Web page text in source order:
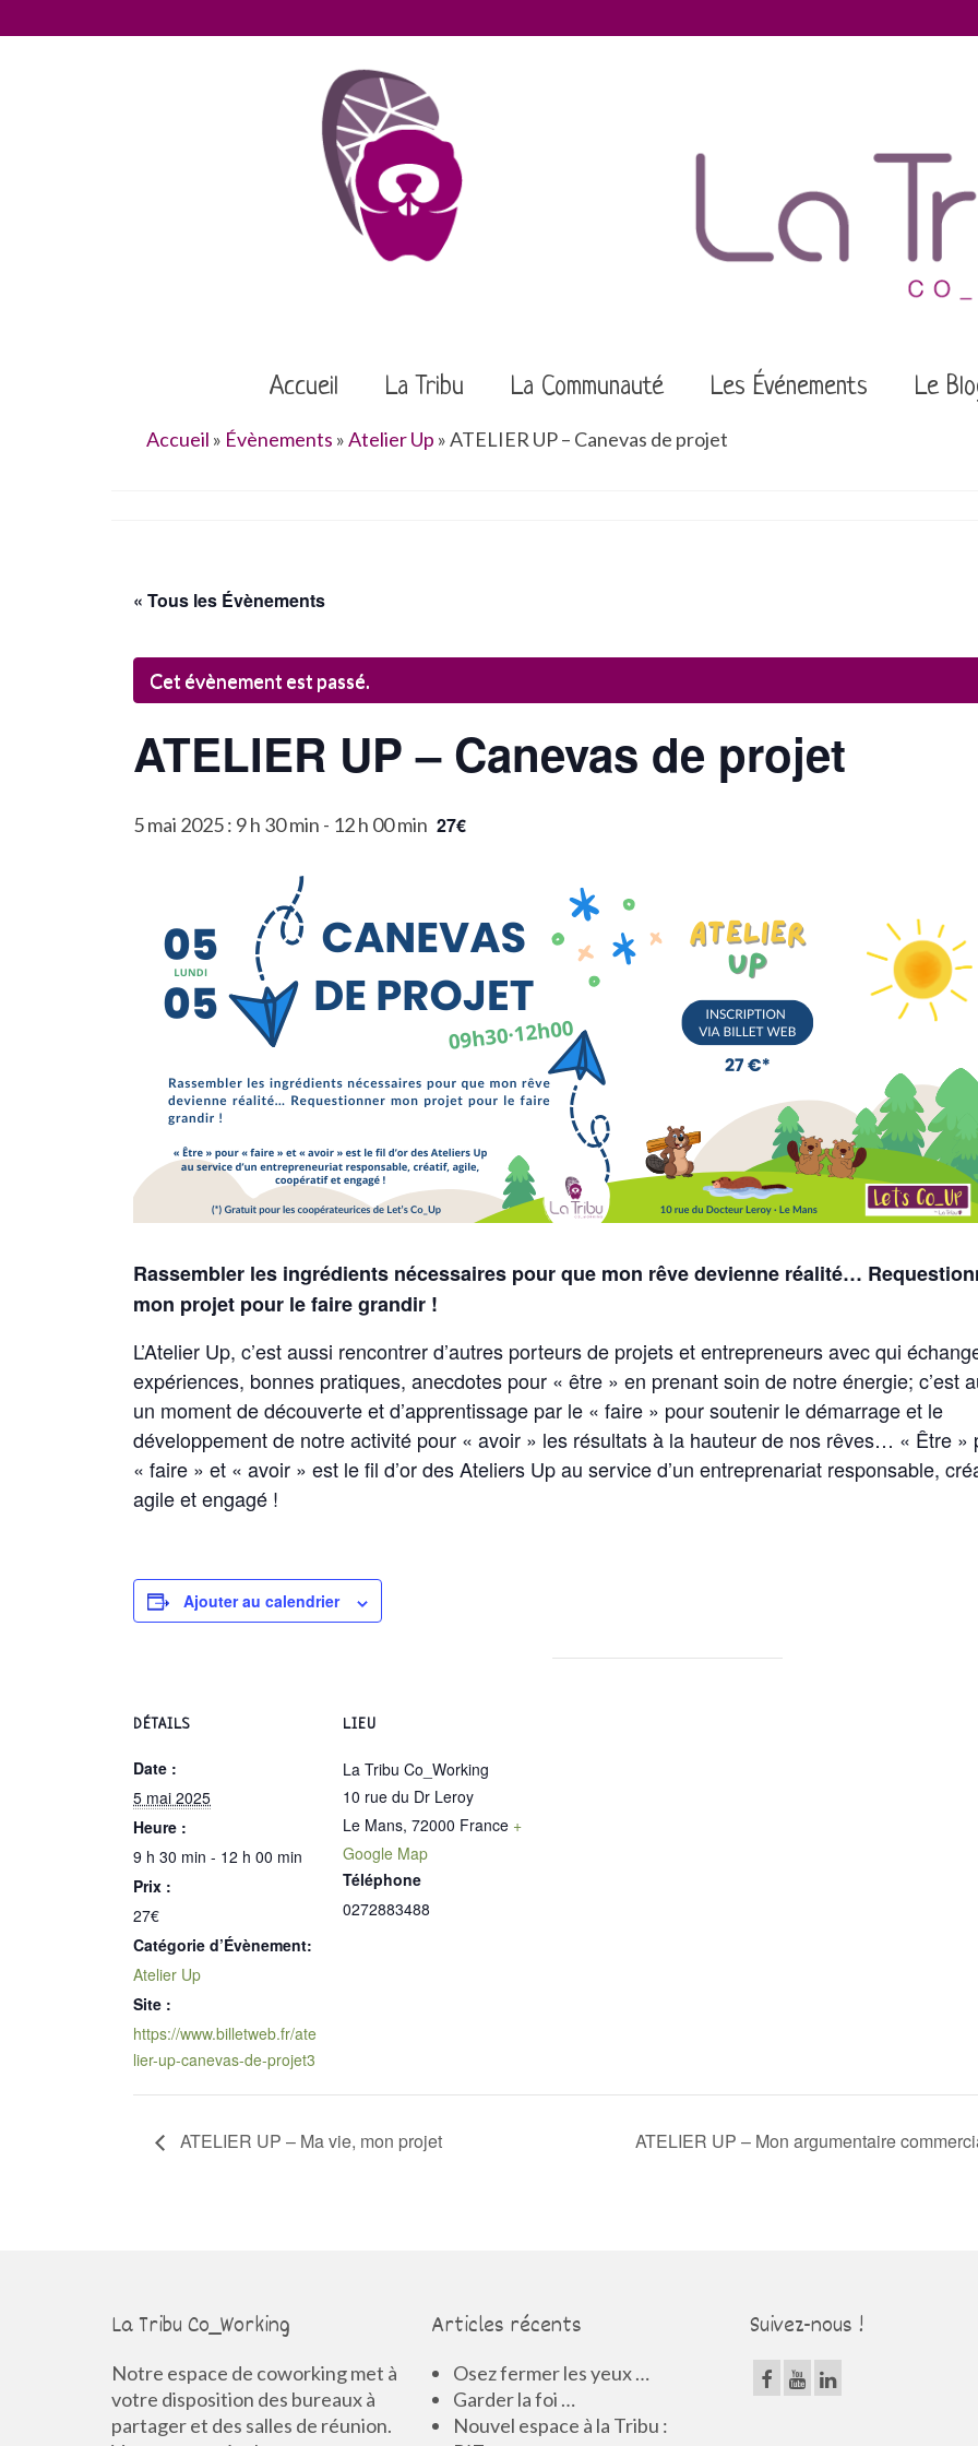
Accueil La Tribu La Communauté Les Événements Le
Accueil » Évènements »Atelier Up »ATELIER UP – Canevas de projet
« Tous les Évènements
Cet évènement est passé.
ATELIER UP – Canevas de projet
5 mai 2025 : 9 h 30 min - 12 h 00 min 27€
Rassembler les ingrédients nécessaires pour que mon rêve devienne réalité…
mon projet pour le faire grandir !
L’Atelier Up, c’est aussi rencontrer d’autres porteurs de projets et entrepreneurs avec qui
expériences, bonnes pratiques, anecdotes pour « être » en prenant soin de notre énergie; c’est
un moment de découverte et d’apprentissage par le « faire » pour soutenir le démarrage et le
développement de notre activité pour « avoir » les résultats à la hauteur de nos rêves… « Être »
« faire » et « avoir » est le fil d’or des Ateliers Up au service d’un entreprenariat responsable,
agile et engagé !
Ajouter au calendrier
DÉTAILS
Date :
5 mai 2025
Heure :
9 h 30 min - 12 h 00 min
Prix :
27€
Catégorie d’Évènement:
Atelier Up
Site :
https://www.billetweb.fr/ate
lier-up-canevas-de-projet3
LIEU
La Tribu Co_Working
10 rue du Dr Leroy
Le Mans, 72000 France +
Google Map
Téléphone
0272883488
ATELIER UP – Ma vie, mon projet ATELIER UP – Mon argumentaire
La Tribu Co_Working
Notre espace de coworking met à
votre disposition des bureaux à
partager et des salles de réunion.
Articles récents
Osez fermer les yeux …
Garder la foi …
Nouvel espace à la Tribu :
Suivez-nous !